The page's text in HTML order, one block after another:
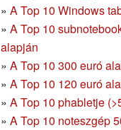
» A Top 10 Windows
» A Top 10
alapján
» A Top 10 300 euró
» A Top 10 120 euró
» A Top 10 phabletje
» A Top 10 noteszgép